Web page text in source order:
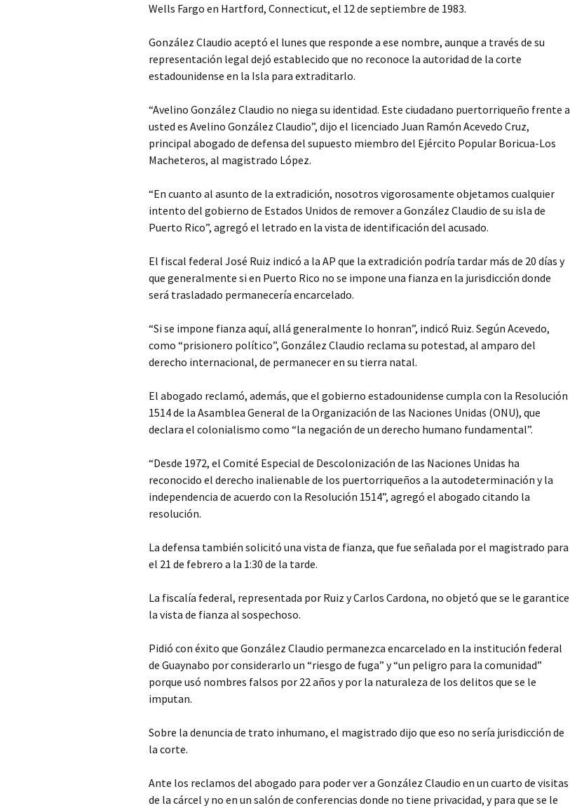
Wells Fargo en Hartford, Connecticut, el 12 de septiembre de 1983.
González Claudio aceptó el lunes que responde a ese nombre, aunque a través de su
representación legal dejó establecido que no reconoce la autoridad de la corte
estadounidense en la Isla para extraditarlo.
“Avelino González Claudio no niega su identidad. Este ciudadano puertorriqueño frente a
usted es Avelino González Claudio”, dijo el licenciado Juan Ramón Acevedo Cruz,
principal abogado de defensa del supuesto miembro del Ejército Popular Boricua-Los
Macheteros, al magistrado López.
“En cuanto al asunto de la extradición, nosotros vigorosamente objetamos cualquier
intento del gobierno de Estados Unidos de remover a González Claudio de su isla de
Puerto Rico”, agregó el letrado en la vista de identificación del acusado.
El fiscal federal José Ruiz indicó a la AP que la extradición podría tardar más de 20 días y
que generalmente si en Puerto Rico no se impone una fianza en la jurisdicción donde
será trasladado permanecería encarcelado.
“Si se impone fianza aquí, allá generalmente lo honran”, indicó Ruiz. Según Acevedo,
como “prisionero político”, González Claudio reclama su potestad, al amparo del
derecho internacional, de permanecer en su tierra natal.
El abogado reclamó, además, que el gobierno estadounidense cumpla con la Resolución
1514 de la Asamblea General de la Organización de las Naciones Unidas (ONU), que
declara el colonialismo como “la negación de un derecho humano fundamental”.
“Desde 1972, el Comité Especial de Descolonización de las Naciones Unidas ha
reconocido el derecho inalienable de los puertorriqueños a la autodeterminación y la
independencia de acuerdo con la Resolución 1514”, agregó el abogado citando la
resolución.
La defensa también solicitó una vista de fianza, que fue señalada por el magistrado para
el 21 de febrero a la 1:30 de la tarde.
La fiscalía federal, representada por Ruiz y Carlos Cardona, no objetó que se le garantice
la vista de fianza al sospechoso.
Pidió con éxito que González Claudio permanezca encarcelado en la institución federal
de Guaynabo por considerarlo un “riesgo de fuga” y “un peligro para la comunidad”
porque usó nombres falsos por 22 años y por la naturaleza de los delitos que se le
imputan.
Sobre la denuncia de trato inhumano, el magistrado dijo que eso no sería jurisdicción de
la corte.
Ante los reclamos del abogado para poder ver a González Claudio en un cuarto de visitas
de la cárcel y no en un salón de conferencias donde no tiene privacidad, y para que se le